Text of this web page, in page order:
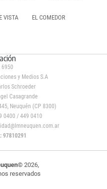
VISTA EL COMEDOR
6950
y Medios S.A
Schroeder
Casagrande
Neuquén (CP 8300)
0400 / 449 0410
97810291
© 2026,
reservados